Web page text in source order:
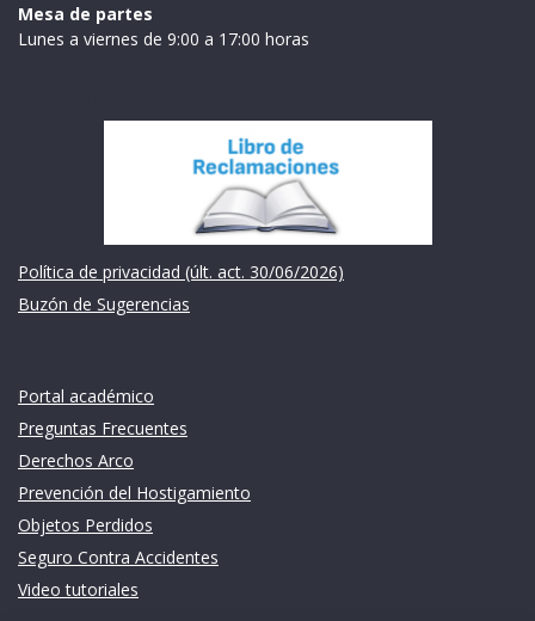
Mesa de partes
Lunes a viernes de 9:00 a 17:00 horas
Política de privacidad (últ. act. 30/06/2026)
Buzón de Sugerencias
Portal académico
Preguntas Frecuentes
Derechos Arco
Prevención del Hostigamiento
Objetos Perdidos
Seguro Contra Accidentes
Video tutoriales